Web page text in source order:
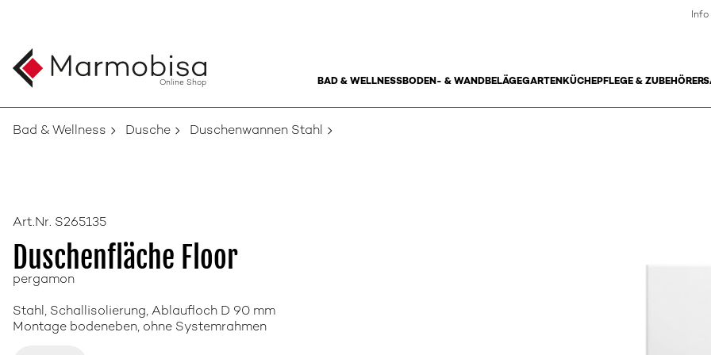
Online Shop BAD & WELLNESSBODEN- & WANDBELÄGEGARTENKÜCHEPFLEGE & ZUBEHÖR
Info
Bad & Wellness Dusche Duschenwannen Stahl
Art.Nr. S265135
Duschenfläche Floor
pergamon
Stahl, Schallisolierung, Ablaufloch D 90 mm
Montage bodeneben, ohne Systemrahmen